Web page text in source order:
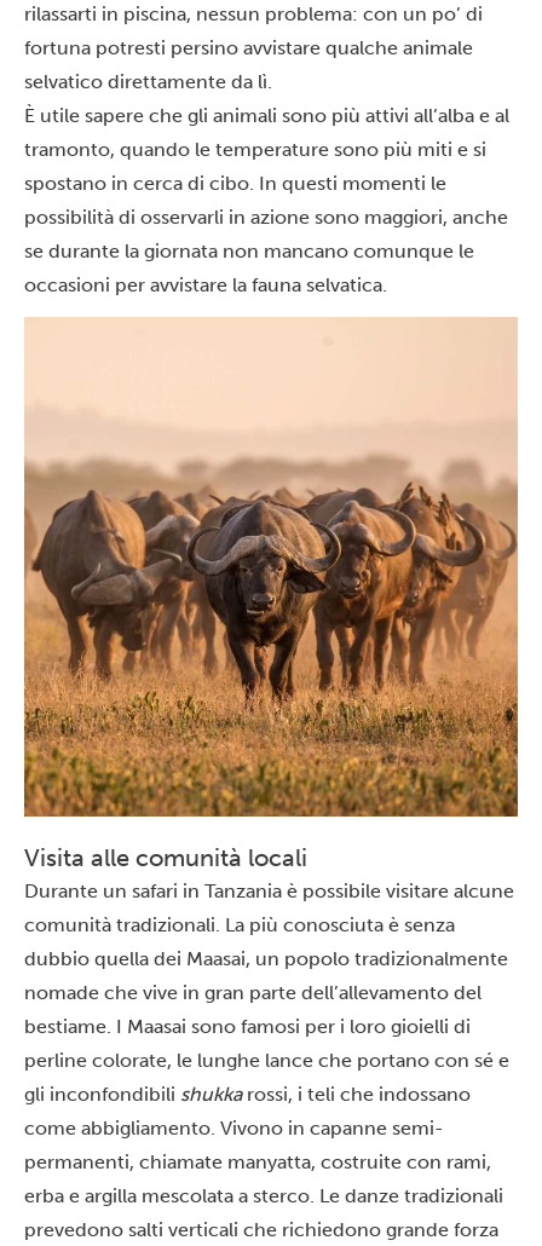
rilassarti in piscina, nessun problema: con un po’ di
fortuna potresti persino avvistare qualche animale
selvatico direttamente da lì.
È utile sapere che gli animali sono più attivi all’alba e al
tramonto, quando le temperature sono più miti e si
spostano in cerca di cibo. In questi momenti le
possibilità di osservarli in azione sono maggiori, anche
se durante la giornata non mancano comunque le
occasioni per avvistare la fauna selvatica.
Visita alle comunità locali
Durante un safari in Tanzania è possibile visitare alcune
comunità tradizionali. La più conosciuta è senza
dubbio quella dei Maasai, un popolo tradizionalmente
nomade che vive in gran parte dell’allevamento del
bestiame. I Maasai sono famosi per i loro gioielli di
perline colorate, le lunghe lance che portano con sé e
gli inconfondibili shukkarossi, i teli che indossano
come abbigliamento. Vivono in capanne semi-
permanenti, chiamate manyatta, costruite con rami,
erba e argilla mescolata a sterco. Le danze tradizionali
prevedono salti verticali che richiedono grande forza